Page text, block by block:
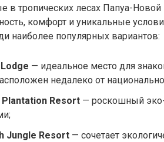
в тропических лесах Папуа-
комфорт и уникальные
наиболее популярных вариантов:
— идеальное место для
недалеко от
Plantation Resort — роскошный
Jungle Resort — сочетает